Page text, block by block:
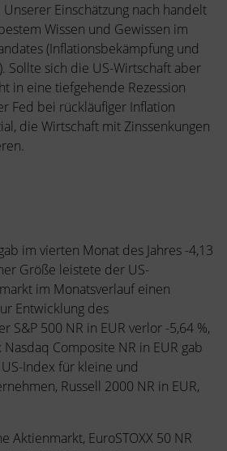
Einschätzung nach handelt
Wissen und Gewissen im
(Inflationsbekämpfung und
Sollte sich die US-Wirtschaft aber
in eine tiefgehende Rezession
Fed bei rückläufiger Inflation
die Wirtschaft mit Zinssenkungen
im vierten Monat des Jahres -4,13
Größe leistete der US-
im Monatsverlauf einen
Entwicklung des
S&P 500 NR in EUR verlor -5,64 %,
Composite NR in EUR gab
Index für kleine und
Russell 2000 NR in EUR,
Aktienmarkt, EuroSTOXX 50 NR